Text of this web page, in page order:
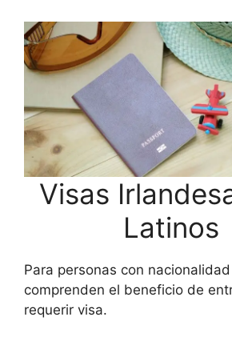
Visas
Latinos
Para personas con
comprenden el beneficio de
requerir visa.